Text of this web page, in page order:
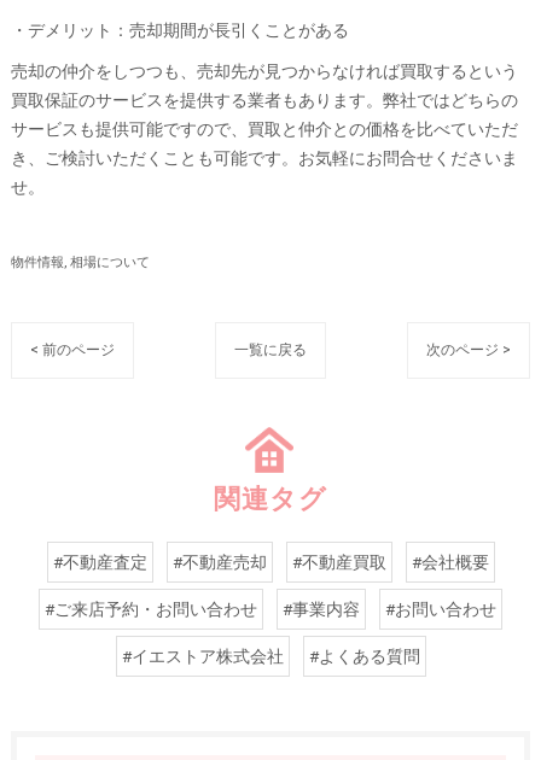
・デメリット：売却期間が長引くことがある
売却の仲介をしつつも、売却先が見つからなければ買取するという
買取保証のサービスを提供する業者もあります。弊社ではどちらの
サービスも提供可能ですので、買取と仲介との価格を比べていただ
き、ご検討いただくことも可能です。お気軽にお問合せくださいま
せ。
物件情報 相場について
< 前のページ 一覧に戻る 次のページ >
関連タグ
#不動産査定 #不動産売却 #不動産買取 #会社概要
#ご来店予約・お問い合わせ #事業内容 #お問い合わせ
#イエストア株式会社 #よくある質問